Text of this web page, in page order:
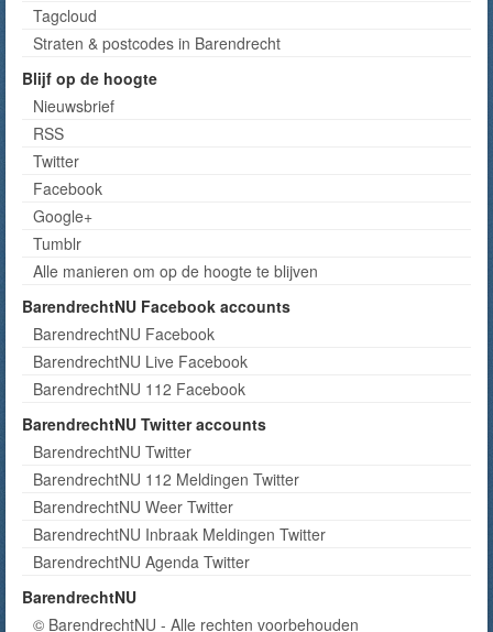
Tagcloud
Straten & postcodes in Barendrecht
Blijf op de hoogte
Nieuwsbrief
RSS
Twitter
Facebook
Google+
Tumblr
Alle manieren om op de hoogte te blijven
BarendrechtNU Facebook accounts
BarendrechtNU Facebook
BarendrechtNU Live Facebook
BarendrechtNU 112 Facebook
BarendrechtNU Twitter accounts
BarendrechtNU Twitter
BarendrechtNU 112 Meldingen Twitter
BarendrechtNU Weer Twitter
BarendrechtNU Inbraak Meldingen Twitter
BarendrechtNU Agenda Twitter
BarendrechtNU
© BarendrechtNU - Alle rechten voorbehouden